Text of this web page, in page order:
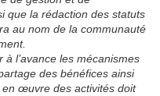
que la rédaction des statuts
au nom de la communauté
l’avance les mécanismes
des bénéfices ainsi
œuvre des activités doit